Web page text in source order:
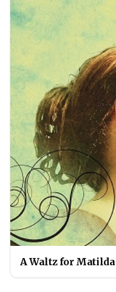
A Waltz for Matilda